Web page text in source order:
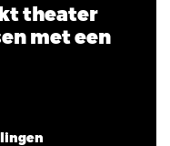
theater
met een